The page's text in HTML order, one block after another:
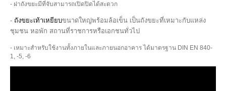
- ฝาถังขยะมีที่จับสามารถเปิดปิดได้สะดวก
- ถังขยะเท้าเหยียบขนาดใหญ่พร้อมล้อเข็น เป็นถังขยะที่เหมาะกับแหล่ง
ชุมชน หอพัก สถานที่ราชการหรือเอกชนทั่วไป
- เหมาะสำหรับใช้งานทั้งภายในและภายนอกอาคาร ได้มาตรฐาน DIN EN 840-
1, -5, -6